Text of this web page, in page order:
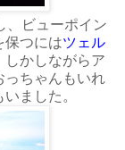
、ビューポイン
保つにはツェル
しかしながらア
っちゃんもいれ
ました。